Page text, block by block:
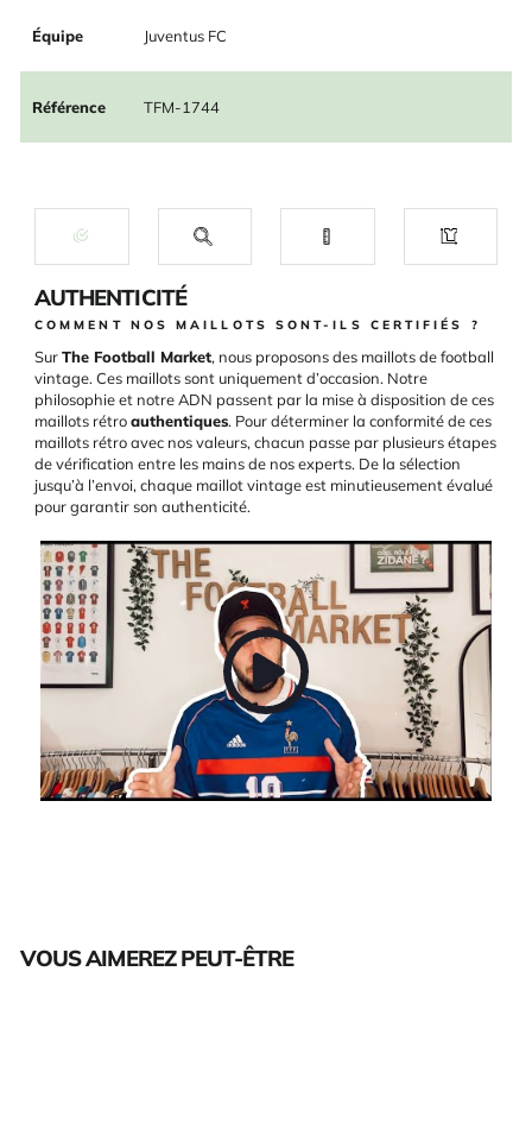
Équipe Juventus FC
Référence TFM-1744
AUTHENTICITÉ
COMMENT NOS MAILLOTS SONT-ILS CERTIFIÉS ?
SurThe Football Market, nous proposons des maillots de football
vintage. Ces maillots sont uniquement d’occasion. Notre
philosophie et notre ADN passent par la mise à disposition de ces
maillots rétroauthentiques. Pour déterminer la conformité de ces
maillots rétro avec nos valeurs, chacun passe par plusieurs étapes
de vérification entre les mains de nos experts. De la sélection
jusqu’à l’envoi, chaque maillot vintage est minutieusement évalué
pour garantir son authenticité.
VOUS AIMEREZ PEUT-ÊTRE